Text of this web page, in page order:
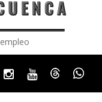
Instagram
YoutubeThreads